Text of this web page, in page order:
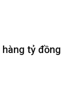
tỷ đồng